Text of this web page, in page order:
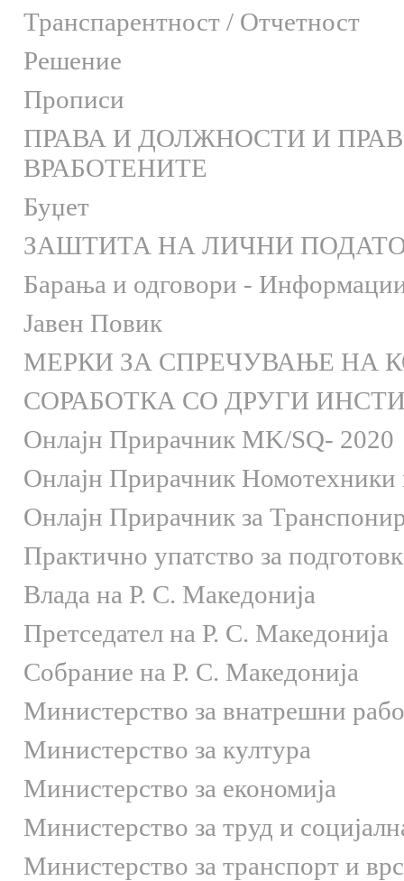
Транспарентност / Отчетност
Решение
Прописи
ПРАВА И ДОЛЖНОСТИ И
ВРАБОТЕНИТЕ
Буџет
ЗАШТИТА НА ЛИЧНИ
Барања и одговори - Информации
Јавен Повик
МЕРКИ ЗА СПРЕЧУВАЊЕ НА
СОРАБОТКА СО ДРУГИ
Онлaјн Прирачник MK/SQ- 2020
Онлаjн Прирачник Номотехники
Онлаjн Прирачник за
Практично упатство за
Влада на Р. С. Македонија
Претседател на Р. С. Македонија
Собрание на Р. С. Македонија
Министерство за внатрешни
Министерство за култура
Министерство за економија
Министерство за труд и
Министерство за транспорт и